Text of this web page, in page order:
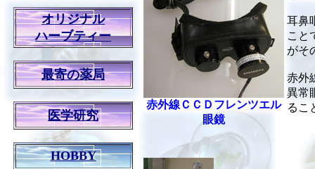
オリジナル
ハーブティー
最寄の薬局
医学研究
HOBBY
赤外線ＣＣＤフレンツエル
眼鏡
耳鼻
こと
がそ
赤外
異常
るこ